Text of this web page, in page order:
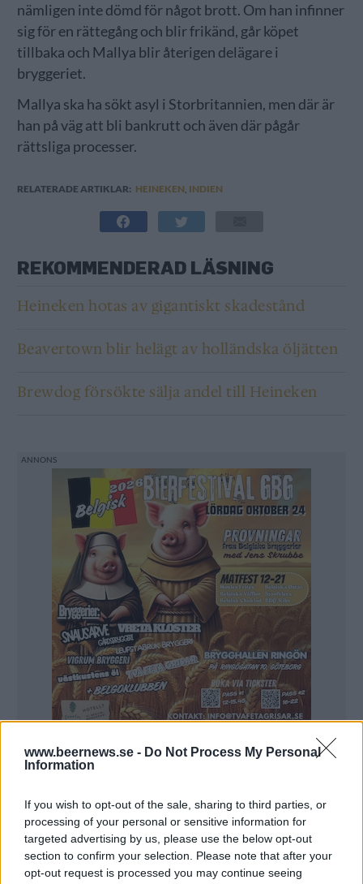
www.beernews.se - Do Not Process My Personal
Information
If you wish to opt-out of the sale, sharing to third parties, or
processing of your personal or sensitive information for
targeted advertising by us, please use the below opt-out
section to confirm your selection. Please note that after your
opt-out request is processed you may continue seeing
nämligen inte dömd för något brott. Om han infinner
sig för en rättegång och blir frikänd, går köpet
tillbaka och Mallya blir återigen delägare i
bryggeriet.
Mallya ska ha sökt asyl i Storbritannien, men där är
han på väg att bli bankrutt och även där pågår
rättsliga processer.
RELATERADE ARTIKLAR: HEINEKEN INDIEN
REKOMMENDERAD LÄSNING
Heineken hotas av gigantiskt skadestånd
Beavertown blir helägt av holländska öljätten
Brewdog försökte sälja andel till Heineken
Sportbarer vill kunna visa hela
EM-matcher